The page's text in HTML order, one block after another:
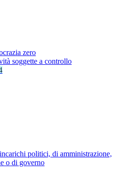
zero
soggette a controllo
politici, di amministrazione,
o di governo